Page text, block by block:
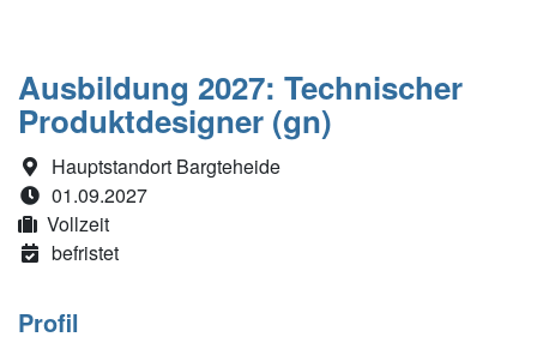
Ausbildung 2027: Technischer
Produktdesigner (gn)
Hauptstandort Bargteheide
01.09.2027
Vollzeit
befristet
Profil